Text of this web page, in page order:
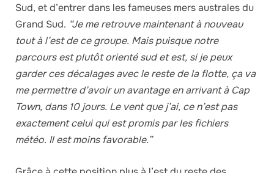
Sud, et d’entrer dans les fameuses mers australes du
Grand Sud. “Je me retrouve maintenant à nouveau
tout à l’est de ce groupe. Mais puisque notre
parcours est plutôt orienté sud et est, si je peux
garder ces décalages avec le reste de la flotte, ça va
me permettre d’avoir un avantage en arrivant à Cap
Town, dans 10 jours. Le vent que j’ai, ce n’est pas
exactement celui qui est promis par les fichiers
météo. Il est moins favorable.”